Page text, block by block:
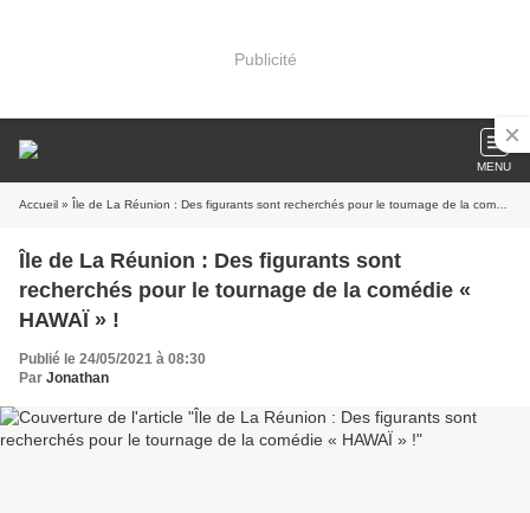
Publicité
MENU
Accueil » Île de La Réunion : Des figurants sont recherchés pour le tournage de la comédie « HAWAÏ » !
Île de La Réunion : Des figurants sont
recherchés pour le tournage de la comédie «
HAWAÏ » !
Publié le 24/05/2021 à 08:30
Par Jonathan